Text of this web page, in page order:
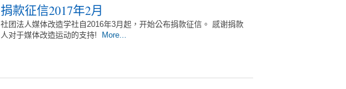
捐款征信2017年2月
社团法人媒体改造学社自2016年3月起，开始公布捐款征信。 感谢捐款
人对于媒体改造运动的支持!
More...